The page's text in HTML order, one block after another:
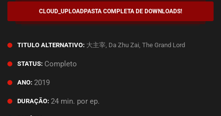
CLOUD_UPLOADPASTA COMPLETA DE DOWNLOADS!
TITULO ALTERNATIVO: 大主宰, Da Zhu Zai, The Grand Lord
STATUS: Completo
ANO: 2019
DURAÇÃO: 24 min. por ep.